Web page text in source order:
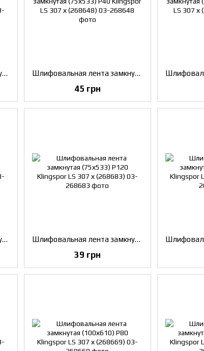
Шлифовальная лента замкнутая (75х457) P150 Klingspor LS 307 х (268687) Шлифовальная лента замкнутая (75х533) P40 Klingspor LS 307 х (268648)
45 грн
Шлифовальная лента замкнутая (75х533) P100 Klingspor LS 307 х (268675) Шлифовальная лента замкнутая (75х533) P120 Klingspor LS 307 х (268683)
39 грн